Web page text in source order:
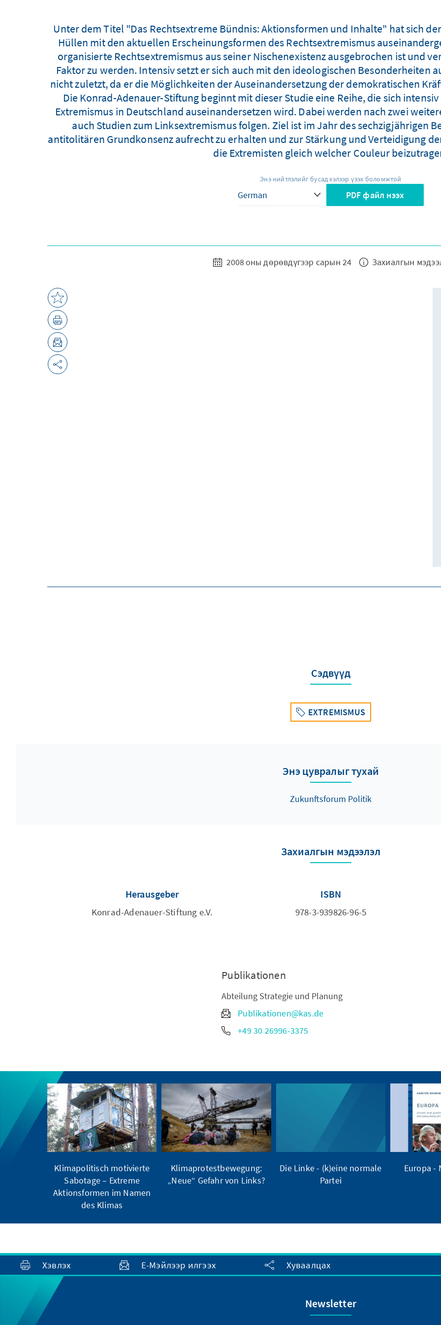
Unter dem Titel "Das Rechtsextreme Bündnis: Aktionsformen und Inhalte" hat sich
Hüllen mit den aktuellen Erscheinungsformen des Rechtsextremismus
organisierte Rechtsextremismus aus seiner Nischenexistenz ausgebrochen ist und
Faktor zu werden. Intensiv setzt er sich auch mit den ideologischen Besonderheiten
nicht zuletzt, da er die Möglichkeiten der Auseinandersetzung der demokratischen
Die Konrad-Adenauer-Stiftung beginnt mit dieser Studie eine Reihe, die sich
Extremismus in Deutschland auseinandersetzen wird. Dabei werden nach zwei
auch Studien zum Linksextremismus folgen. Ziel ist im Jahr des sechzigjährigen
antitolitären Grundkonsenz aufrecht zu erhalten und zur Stärkung und Verteidigung
die Extremisten gleich welcher Couleur
Энэ нийтлэлийг бусад хэлээр үзэх боломжтой
PDF файл нээх
2008 оны дөрөвдүгээр сарын 24 Захиалгын
Сэдвүүд
EXTREMISMUS
Энэ цувралыг тухай
Zukunftsforum Politik
Захиалгын мэдээлэл
Herausgeber
Konrad-Adenauer-Stiftung e.V.
ISBN
978-3-939826-96-5
Publikationen
Abteilung Strategie und Planung
Publikationen@kas.de
+49 30 26996-3375
Klimapolitisch motivierte
Sabotage – Extreme
Aktionsformen im Namen
des Klimas
Klimaprotestbewegung:
„Neue“ Gefahr von Links?
Die Linke - (k)eine normale
Partei
Europa -
Хэвлэх Е-Мэйлээр илгээх Хуваалцах
Newsletter